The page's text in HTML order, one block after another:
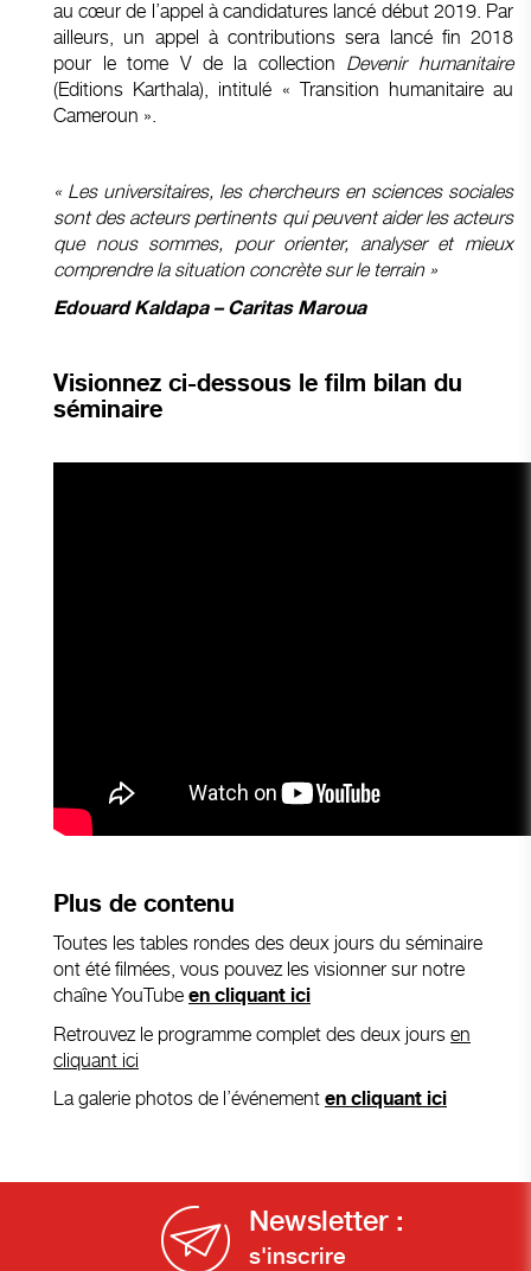
au cœur de l’appel à candidatures lancé début 2019. Par
ailleurs, un appel à contributions sera lancé fin 2018
pour le tome V de la collection Devenir humanitaire
(Editions Karthala), intitulé « Transition humanitaire au
Cameroun ».
« Les universitaires, les chercheurs en sciences sociales
sont des acteurs pertinents qui peuvent aider les acteurs
que nous sommes, pour orienter, analyser et mieux
comprendre la situation concrète sur le terrain »
Edouard Kaldapa – Caritas Maroua
Visionnez ci-dessous le film bilan du
séminaire
Plus de contenu
Toutes les tables rondes des deux jours du séminaire
ont été filmées, vous pouvez les visionner sur notre
chaîne YouTube en cliquant ici
Retrouvez le programme complet des deux jours en
cliquant ici
La galerie photos de l’événement en cliquant ici
Newsletter :
s'inscrire